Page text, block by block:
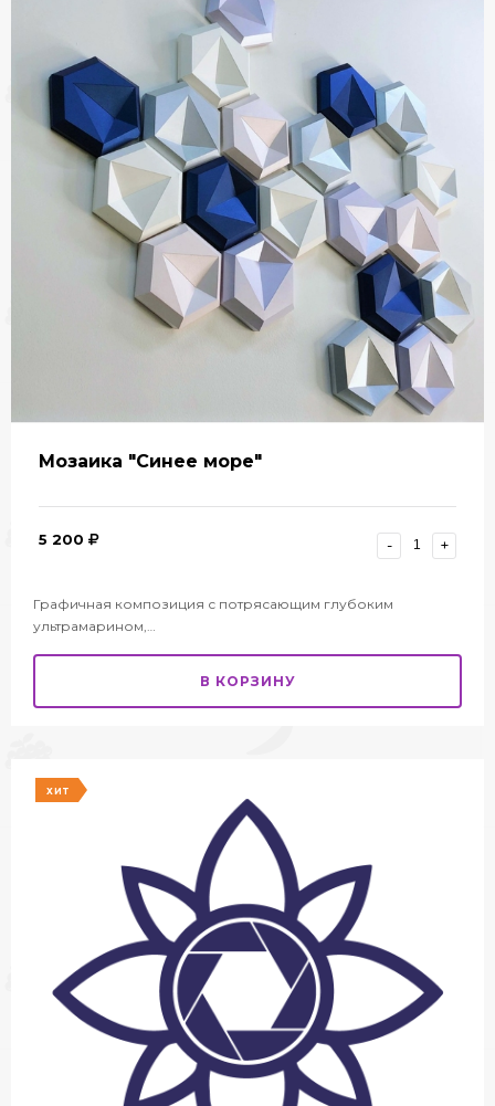
Мозаика "Синее море"
5 200 - +
Графичная композиция с потрясающим глубоким
ультрамарином,…
В КОРЗИНУ
ХИТ